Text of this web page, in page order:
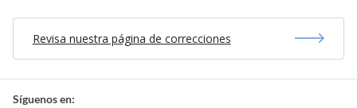
Revisa nuestra página de correcciones
Síguenos en: